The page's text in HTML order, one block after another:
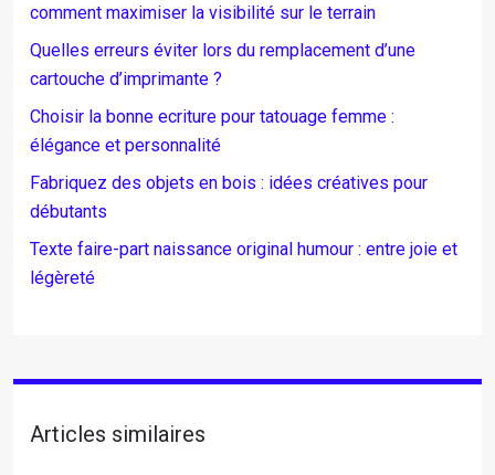
comment maximiser la visibilité sur le terrain
Quelles erreurs éviter lors du remplacement d’une
cartouche d’imprimante ?
Choisir la bonne ecriture pour tatouage femme :
élégance et personnalité
Fabriquez des objets en bois : idées créatives pour
débutants
Texte faire-part naissance original humour : entre joie et
légèreté
Articles similaires